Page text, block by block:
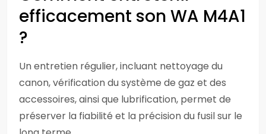
efficacement son WA M4A1
?
Un entretien régulier, incluant nettoyage du
canon, vérification du système de gaz et des
accessoires, ainsi que lubrification, permet de
préserver la fiabilité et la précision du fusil sur le